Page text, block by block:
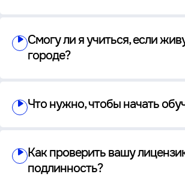
Смогу ли я учиться, если
городе?
Что нужно, чтобы начать
Как проверить вашу
подлинность?